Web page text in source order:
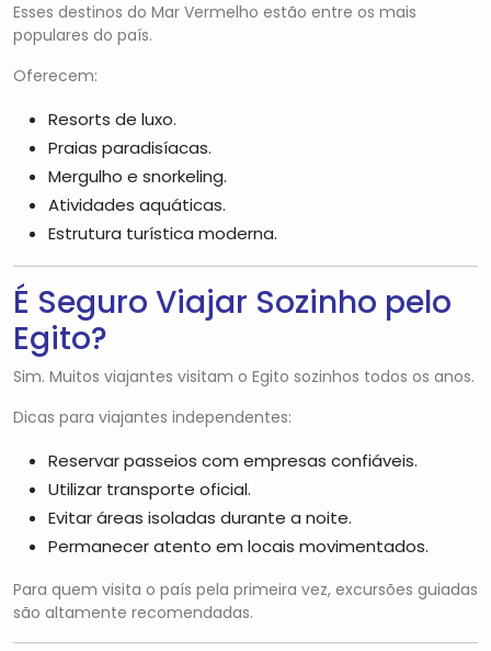
Esses destinos do Mar Vermelho estão entre os mais
populares do país.
Oferecem:
Resorts de luxo.
Praias paradisíacas.
Mergulho e snorkeling.
Atividades aquáticas.
Estrutura turística moderna.
É Seguro Viajar Sozinho pelo
Egito?
Sim. Muitos viajantes visitam o Egito sozinhos todos os anos.
Dicas para viajantes independentes:
Reservar passeios com empresas confiáveis.
Utilizar transporte oficial.
Evitar áreas isoladas durante a noite.
Permanecer atento em locais movimentados.
Para quem visita o país pela primeira vez, excursões guiadas
são altamente recomendadas.